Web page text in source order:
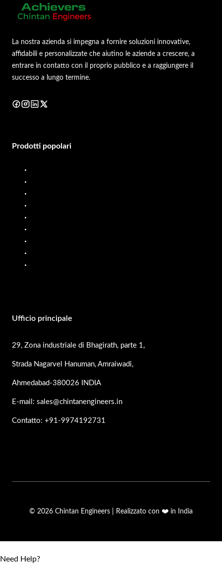
La nostra azienda si impegna a fornire soluzioni innovative,
affidabili e personalizzate che aiutino le aziende a crescere, a
entrare in contatto con il proprio pubblico e a raggiungere il
successo a lungo termine.
Prodotti popolari
Ufficio principale
29, Zona industriale di Bhagirath, parte 1,
Strada Nagarvel Hanuman, Amraiwadi,
Ahmedabad-380026 INDIA
E-mail: sales@chintanengineers.in
Contatto: +91-9974192731
© 2026 Chintan Engineers | Realizzato con ❤️ in India
Need Help?